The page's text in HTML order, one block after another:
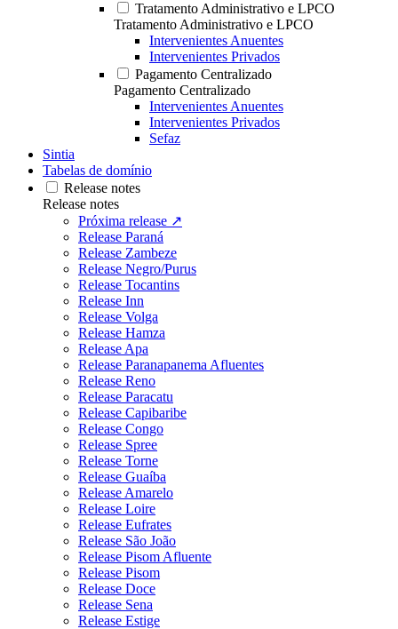
Tratamento Administrativo e LPCO
Tratamento Administrativo e LPCO
Intervenientes Anuentes
Intervenientes Privados
Pagamento Centralizado
Pagamento Centralizado
Intervenientes Anuentes
Intervenientes Privados
Sefaz
Sintia
Tabelas de domínio
Release notes
Release notes
Próxima release ↗
Release Paraná
Release Zambeze
Release Negro/Purus
Release Tocantins
Release Inn
Release Volga
Release Hamza
Release Apa
Release Paranapanema Afluentes
Release Reno
Release Paracatu
Release Capibaribe
Release Congo
Release Spree
Release Torne
Release Guaíba
Release Amarelo
Release Loire
Release Eufrates
Release São João
Release Pisom Afluente
Release Pisom
Release Doce
Release Sena
Release Estige